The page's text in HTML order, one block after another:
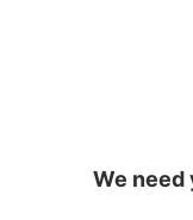
We need